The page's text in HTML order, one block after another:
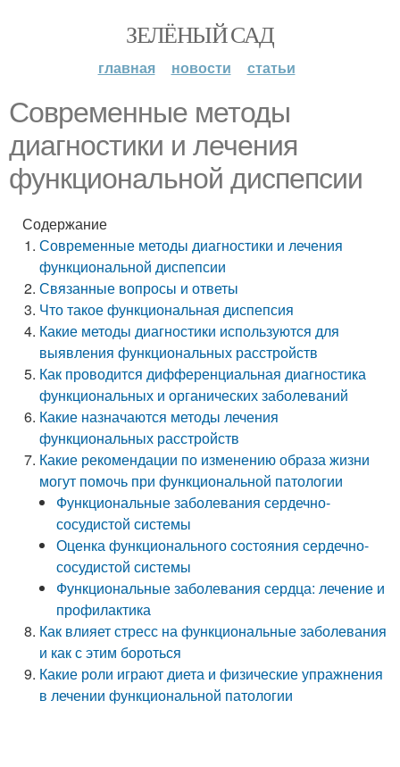
ЗЕЛЁНЫЙ САД
главная новости статьи
Современные методы
диагностики и лечения
функциональной диспепсии
Содержание
Современные методы диагностики и лечения
функциональной диспепсии
Связанные вопросы и ответы
Что такое функциональная диспепсия
Какие методы диагностики используются для
выявления функциональных расстройств
Как проводится дифференциальная диагностика
функциональных и органических заболеваний
Какие назначаются методы лечения
функциональных расстройств
Какие рекомендации по изменению образа жизни
могут помочь при функциональной патологии
Функциональные заболевания сердечно-
сосудистой системы
Оценка функционального состояния сердечно-
сосудистой системы
Функциональные заболевания сердца: лечение и
профилактика
Как влияет стресс на функциональные заболевания
и как с этим бороться
Какие роли играют диета и физические упражнения
в лечении функциональной патологии